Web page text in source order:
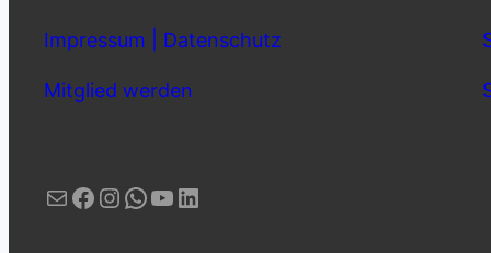
Impressum | Datenschutz
Mitglied werden
E-Mail Facebook Instagram WhatsApp YouTube LinkedIn